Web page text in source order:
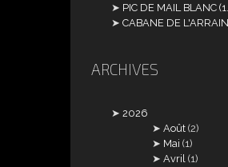
PIC DE MAIL BLANC
CABANE DE
ARCHIVES
2026
Août (2)
Mai (1)
Avril (1)